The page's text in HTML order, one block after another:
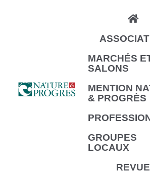
MARCHÉS
SALONS
MENTION
& PROGRÈS
GROUPES
LOCAUX
REVUE